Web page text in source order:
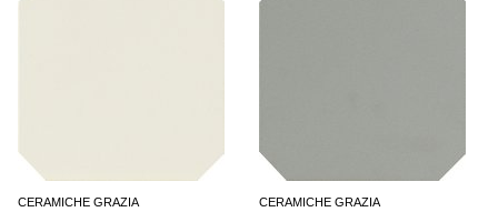
CERAMICHE GRAZIA CERAMICHE GRAZIA